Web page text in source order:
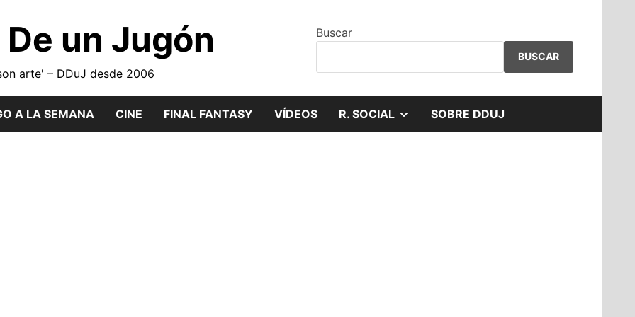
un Jugón
arte' – DDuJ desde 2006
Buscar
BUSCAR
A LA SEMANA CINE FINAL FANTASY VÍDEOS R. SOCIAL MOSTRAR
SOBRE DDUJ